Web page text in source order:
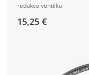
redukce ventilku
15,25 €